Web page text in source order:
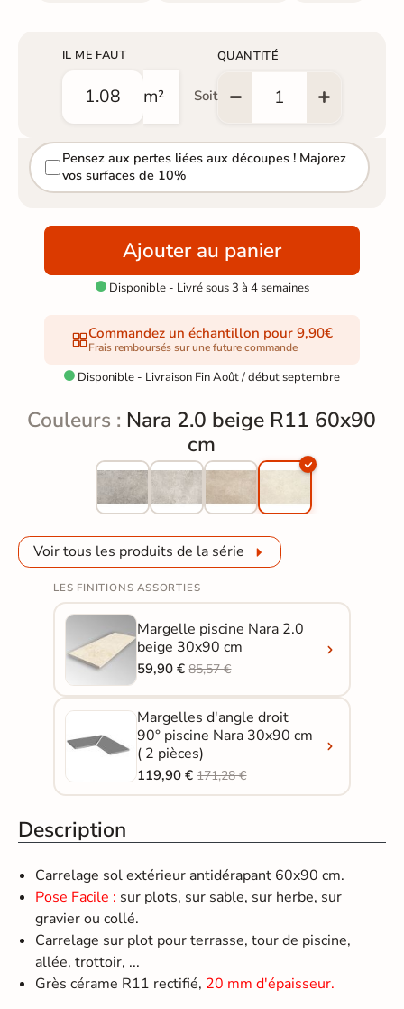
IL ME FAUT
m² Soit
QUANTITÉ
Pensez aux pertes liées aux découpes ! Majorez
vos surfaces de 10%
Ajouter au panier
Disponible - Livré sous 3 à 4 semaines
Commandez un échantillon pour 9,90€
Frais remboursés sur une future commande
 Disponible - Livraison Fin Août / début septembre
Couleurs : Nara 2.0 beige R11 60x90
cm
Voir tous les produits de la série
LES FINITIONS ASSORTIES
Margelle piscine Nara 2.0
beige 30x90 cm
59,90 €85,57 €
Margelles d'angle droit
90° piscine Nara 30x90 cm
( 2 pièces)
119,90 €171,28 €
Description
Carrelage sol extérieur antidérapant 60x90 cm.
Pose Facile : sur plots, sur sable, sur herbe, sur
gravier ou collé.
Carrelage sur plot pour terrasse, tour de piscine,
allée, trottoir, ...
Grès cérame R11 rectifié, 20 mm d'épaisseur.